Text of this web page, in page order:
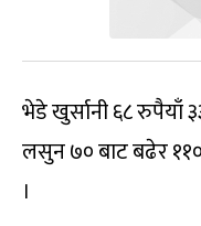
भेडे खुर्सानी ६८ रुपैयाँ
लसुन ७० बाट बढेर
।